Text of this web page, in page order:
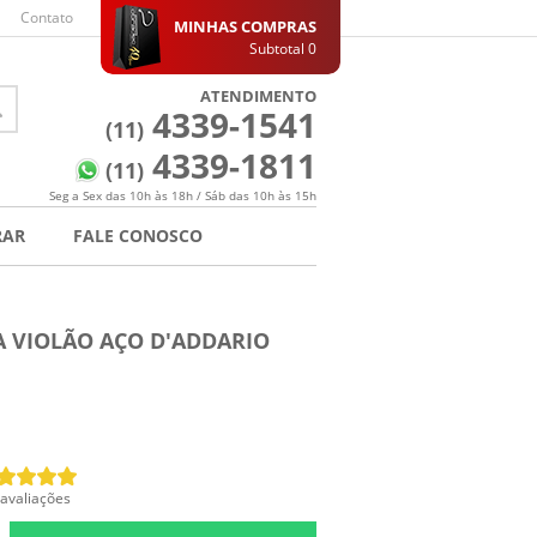
Contato MINHAS COMPRAS
Subtotal 0
ATENDIMENTO
(11) 4339-1541
(11) 4339-1811
Seg a Sex das 10h às 18h / Sáb das 10h às 15h
FALE CONOSCO
VIOLÃO AÇO D'ADDARIO